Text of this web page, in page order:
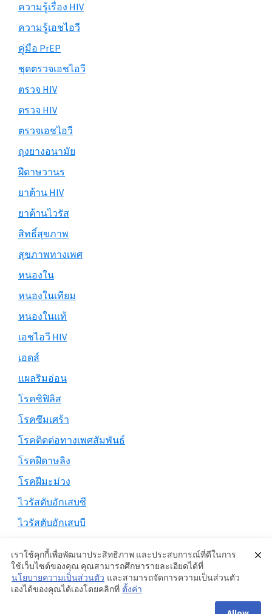
ความรู้เรื่อง HIV
ความรู้เอชไอวี
คู่มือ PrEP
ชุดตรวจเอชไอวี
ตรวจ HIV
ตรวจ HIV
ตรวจเอชไอวี
ถุงยางอนามัย
ฝีดาษวานร
ยาต้าน HIV
ยาต้านไวรัส
สิทธิ์สุขภาพ
สุขภาพทางเพศ
หนองใน
หนองในเทียม
หนองในแท้
เอชไอวี HIV
เอดส์
แผลริมอ่อน
โรคซิฟิลิส
โรคซึมเศร้า
โรคติดต่อทางเพศสัมพันธ์
โรคฝีดาษลิง
โรคฝีมะม่วง
ไวรัสตับอักเสบซี
ไวรัสตับอักเสบบี
Copyright © 2026 ·Genesis SampleonGenesis Framework
WordPress
เราใช้คุกกี้เพื่อพัฒนาประสิทธิภาพ และประสบการณ์ที่ดีในการ
ใช้เว็บไซต์ของคุณ คุณสามารถศึกษารายละเอียดได้ที่
นโยบายความเป็นส่วนตัว และสามารถจัดการความเป็นส่วนตัว
เองได้ของคุณได้เองโดยคลิกที่ ตั้งค่า